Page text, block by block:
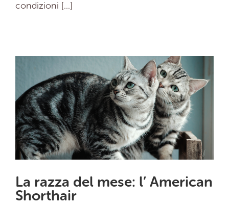
condizioni [...]
La razza del mese: l’ American
Shorthair